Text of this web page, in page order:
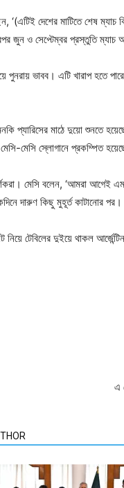
‘(এটিই দেশের মাটিতে শেষ
জুন ও সেপ্টেম্বর প্রস্তুতি ম্যাচ
পুনরায় ভাবব। এটি খারাপ হতে
প্যারিসের মাঠে দুয়ো শুনতে
মেসি স্লোগানে প্রকম্পিত
মেসি বলেন, ‘আমরা আগেই
দারুণ কিছু মুহূর্ত কাটানোর
টেবিলের দুইয়ে থাকল
এ